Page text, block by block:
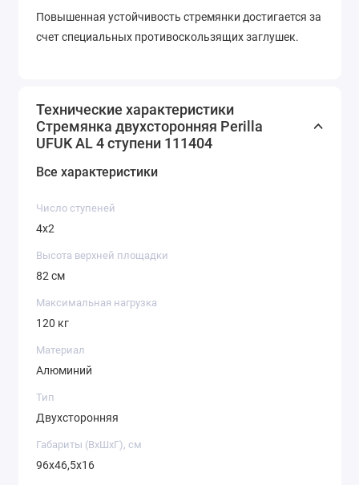
Повышенная устойчивость стремянки достигается за
счет специальных противоскользящих заглушек.
Технические характеристики
Стремянка двухсторонняя Perilla
UFUK AL 4 ступени 111404
Все характеристики
Число ступеней
4х2
Высота верхней площадки
82 см
Максимальная нагрузка
120 кг
Материал
Алюминий
Тип
Двухсторонняя
Габариты (ВхШхГ), см
96х46,5х16